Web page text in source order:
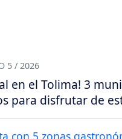
5 / 2026
en el Tolima! 3
para disfrutar de